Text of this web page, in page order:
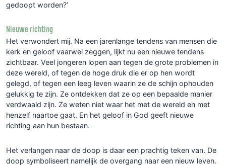
gedoopt worden?’
Nieuwe richting
Het verwondert mij. Na een jarenlange tendens van mensen die
kerk en geloof vaarwel zeggen, lijkt nu een nieuwe tendens
zichtbaar. Veel jongeren lopen aan tegen de grote problemen in
deze wereld, of tegen de hoge druk die er op hen wordt
gelegd, of tegen een leeg leven waarin ze de schijn ophouden
gelukkig te zijn. Ze ontdekken dat ze op een bepaalde manier
verdwaald zijn. Ze weten niet waar het met de wereld en met
henzelf naartoe gaat. En het geloof in God geeft nieuwe
richting aan hun bestaan.
Het verlangen naar de doop is daar een prachtig teken van. De
doop symboliseert namelijk de overgang naar een nieuw leven.